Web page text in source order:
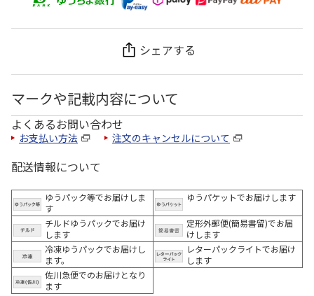
シェアする
マークや記載内容について
よくあるお問い合わせ
お支払い方法 注文のキャンセルについて
配送情報について
ゆうパック等でお届けしま
す
ゆうパケットでお届けします
チルドゆうパックでお届け
します
定形外郵便(簡易書留)でお届
けします
冷凍ゆうパックでお届けし
ます。
レターパックライトでお届け
します
佐川急便でのお届けとなり
ます